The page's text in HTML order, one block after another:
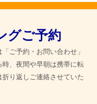
グご予約
ご予約・お問い合わせ」
、夜間や早朝は携帯に転
り返しご連絡させていた